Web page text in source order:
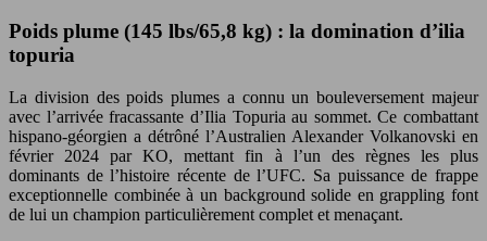
Poids plume (145 lbs/65,8 kg) : la domination d’ilia
topuria
La division des poids plumes a connu un bouleversement majeur
avec l’arrivée fracassante d’Ilia Topuria au sommet. Ce combattant
hispano-géorgien a détrôné l’Australien Alexander Volkanovski en
février 2024 par KO, mettant fin à l’un des règnes les plus
dominants de l’histoire récente de l’UFC. Sa puissance de frappe
exceptionnelle combinée à un background solide en grappling font
de lui un champion particulièrement complet et menaçant.